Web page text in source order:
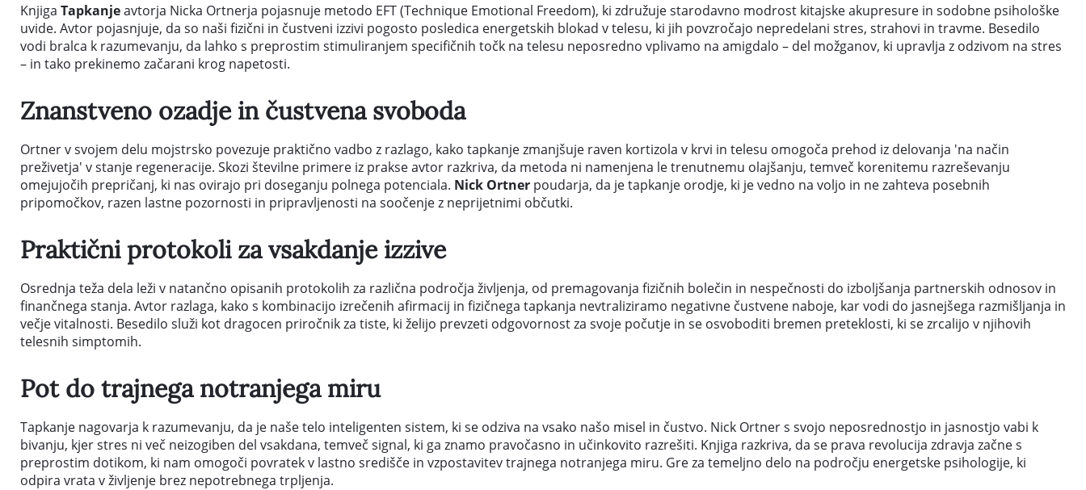
Knjiga Tapkanjeavtorja Nicka Ortnerja pojasnuje metodo EFT (Technique Emotional Freedom), ki združuje starodavno modrost kitajske akupresure in sodobne psihološke
uvide. Avtor pojasnjuje, da so naši fizični in čustveni izzivi pogosto posledica energetskih blokad v telesu, ki jih povzročajo nepredelani stres, strahovi in travme. Besedilo
vodi bralca k razumevanju, da lahko s preprostim stimuliranjem specifičnih točk na telesu neposredno vplivamo na amigdalo – del možganov, ki upravlja z odzivom na stres
– in tako prekinemo začarani krog napetosti.
Znanstveno ozadje in čustvena svoboda
Ortner v svojem delu mojstrsko povezuje praktično vadbo z razlago, kako tapkanje zmanjšuje raven kortizola v krvi in telesu omogoča prehod iz delovanja 'na način
preživetja' v stanje regeneracije. Skozi številne primere iz prakse avtor razkriva, da metoda ni namenjena le trenutnemu olajšanju, temveč korenitemu razreševanju
omejujočih prepričanj, ki nas ovirajo pri doseganju polnega potenciala. Nick Ortner poudarja, da je tapkanje orodje, ki je vedno na voljo in ne zahteva posebnih
pripomočkov, razen lastne pozornosti in pripravljenosti na soočenje z neprijetnimi občutki.
Praktični protokoli za vsakdanje izzive
Osrednja teža dela leži v natančno opisanih protokolih za različna področja življenja, od premagovanja fizičnih bolečin in nespečnosti do izboljšanja partnerskih odnosov in
finančnega stanja. Avtor razlaga, kako s kombinacijo izrečenih afirmacij in fizičnega tapkanja nevtraliziramo negativne čustvene naboje, kar vodi do jasnejšega razmišljanja in
večje vitalnosti. Besedilo služi kot dragocen priročnik za tiste, ki želijo prevzeti odgovornost za svoje počutje in se osvoboditi bremen preteklosti, ki se zrcalijo v njihovih
telesnih simptomih.
Pot do trajnega notranjega miru
Tapkanje nagovarja k razumevanju, da je naše telo inteligenten sistem, ki se odziva na vsako našo misel in čustvo. Nick Ortner s svojo neposrednostjo in jasnostjo vabi k
bivanju, kjer stres ni več neizogiben del vsakdana, temveč signal, ki ga znamo pravočasno in učinkovito razrešiti. Knjiga razkriva, da se prava revolucija zdravja začne s
preprostim dotikom, ki nam omogoči povratek v lastno središče in vzpostavitev trajnega notranjega miru. Gre za temeljno delo na področju energetske psihologije, ki
odpira vrata v življenje brez nepotrebnega trpljenja.